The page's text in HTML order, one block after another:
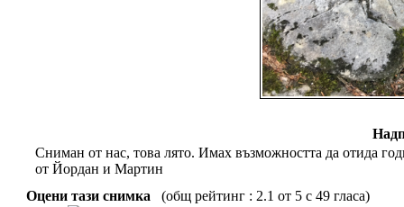
Сниман от нас, това лято. Имах възможността да отида
от Йордан и Мартин
Оцени тази снимка
(общ рейтинг : 2.1 от 5 с 49 гласа)